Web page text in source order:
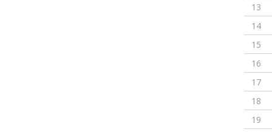
13
14
15
16
17
18
19